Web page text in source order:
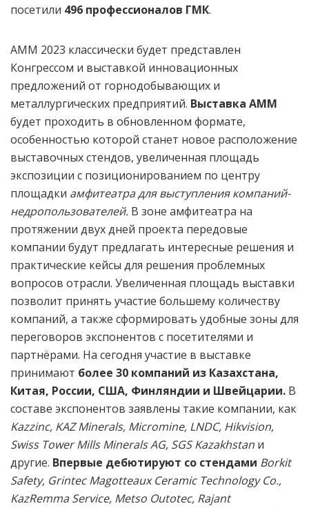
посетили 496 профессионалов ГМК.
АММ 2023 классически будет представлен
Конгрессом и выставкой инновационных
предложений от горнодобывающих и
металлургических предприятий. Выставка АММ
будет проходить в обновленном формате,
особенностью которой станет новое расположение
выставочных стендов, увеличенная площадь
экспозиции с позиционированием по центру
площадки амфитеатра для выступления компаний-
недропользователей. В зоне амфитеатра на
протяжении двух дней проекта передовые
компании будут предлагать интересные решения и
практические кейсы для решения проблемных
вопросов отрасли. Увеличенная площадь выставки
позволит принять участие большему количеству
компаний, а также сформировать удобные зоны для
переговоров экспонентов с посетителями и
партнёрами. На сегодня участие в выставке
принимают более 30 компаний из Казахстана,
Китая, России, США, Финляндии и Швейцарии. В
составе экспонентов заявлены такие компании, как
Kazzinc, KAZ Minerals, Micromine, LNDC, Hikvision,
Swiss Tower Mills Minerals AG, SGS Kazakhstan и
другие. Впервые дебютируют со стендами Borkit
Safety, Grintec Magotteaux Ceramic Technology Co.,
KazRemma Service, Metso Outotec, Rajant